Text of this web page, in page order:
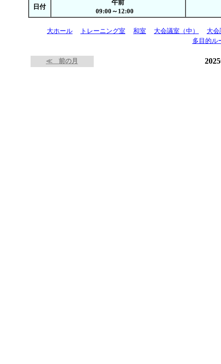
日付
午前
09:00～12:00
大ホール トレーニング室 和室 大会議室（中）
大
多目的ル
≪ 前の月